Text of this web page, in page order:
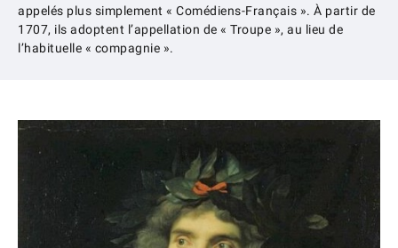
appelés plus simplement « Comédiens-Français ». À partir de
1707, ils adoptent l’appellation de « Troupe », au lieu de
l’habituelle « compagnie ».